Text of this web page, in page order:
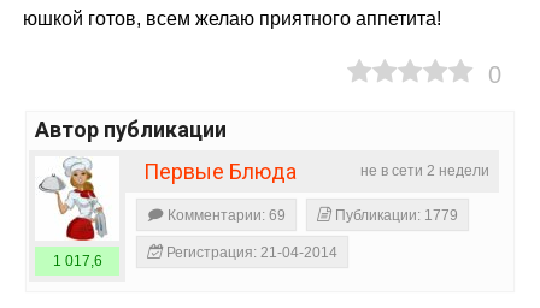
юшкой готов, всем желаю приятного аппетита!
0
Автор публикации
не в сети 2 недели
Первые Блюда
1 017,6
Комментарии: 69 Публикации: 1779
Регистрация: 21-04-2014